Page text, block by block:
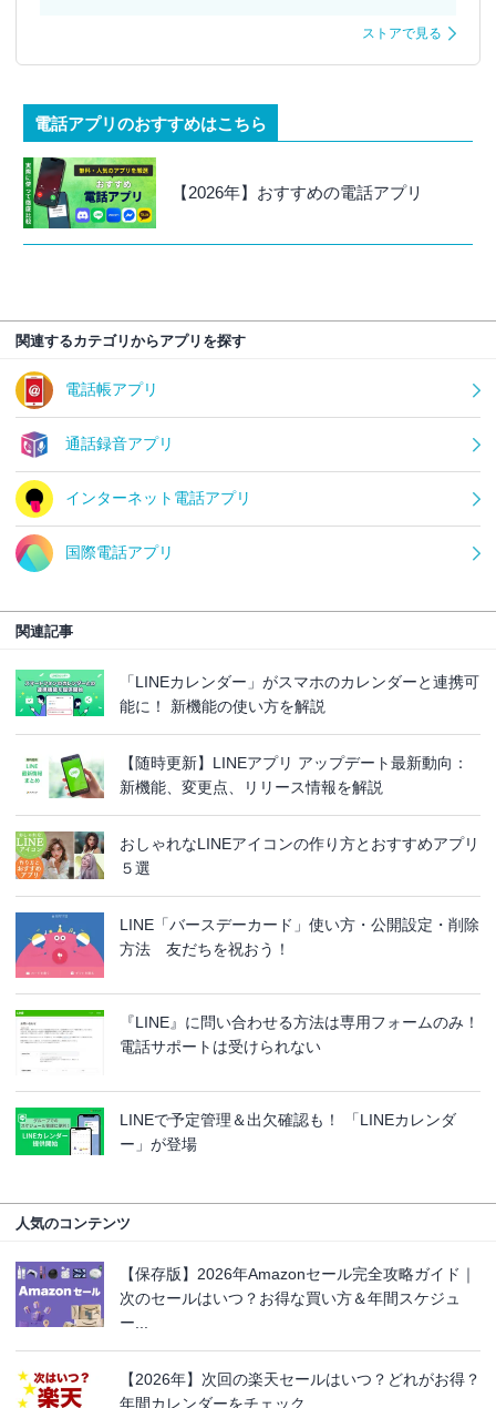
ストアで見る
電話アプリのおすすめはこちら
【2026年】おすすめの電話アプリ
関連するカテゴリからアプリを探す
電話帳アプリ
通話録音アプリ
インターネット電話アプリ
国際電話アプリ
関連記事
「LINEカレンダー」がスマホのカレンダーと連携可
能に！ 新機能の使い方を解説
【随時更新】LINEアプリ アップデート最新動向：
新機能、変更点、リリース情報を解説
おしゃれなLINEアイコンの作り方とおすすめアプリ
５選
LINE「バースデーカード」使い方・公開設定・削除
方法 友だちを祝おう！
『LINE』に問い合わせる方法は専用フォームのみ！
電話サポートは受けられない
LINEで予定管理＆出欠確認も！ 「LINEカレンダ
ー」が登場
人気のコンテンツ
【保存版】2026年Amazonセール完全攻略ガイド｜
次のセールはいつ？お得な買い方＆年間スケジュ
ー...
【2026年】次回の楽天セールはいつ？どれがお得？
年間カレンダーをチェック